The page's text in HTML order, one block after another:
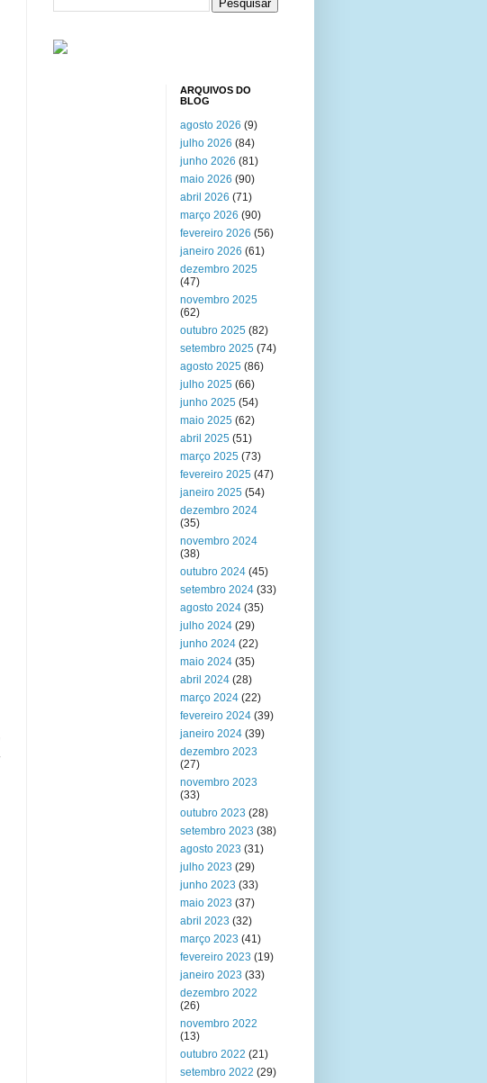
ARQUIVOS DO
BLOG
agosto 2026 (9)
julho 2026 (84)
junho 2026 (81)
maio 2026 (90)
abril 2026 (71)
março 2026 (90)
fevereiro 2026 (56)
janeiro 2026 (61)
dezembro 2025
(47)
novembro 2025
(62)
outubro 2025 (82)
setembro 2025 (74)
agosto 2025 (86)
julho 2025 (66)
junho 2025 (54)
maio 2025 (62)
abril 2025 (51)
março 2025 (73)
fevereiro 2025 (47)
janeiro 2025 (54)
dezembro 2024
(35)
novembro 2024
(38)
outubro 2024 (45)
setembro 2024 (33)
agosto 2024 (35)
julho 2024 (29)
junho 2024 (22)
maio 2024 (35)
abril 2024 (28)
março 2024 (22)
fevereiro 2024 (39)
janeiro 2024 (39)
dezembro 2023
(27)
novembro 2023
(33)
outubro 2023 (28)
setembro 2023 (38)
agosto 2023 (31)
julho 2023 (29)
junho 2023 (33)
maio 2023 (37)
abril 2023 (32)
março 2023 (41)
fevereiro 2023 (19)
janeiro 2023 (33)
dezembro 2022
(26)
novembro 2022
(13)
outubro 2022 (21)
setembro 2022 (29)